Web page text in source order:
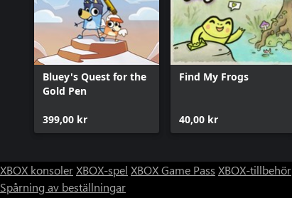
Bluey's Quest for the
Gold Pen
399,00 kr
Find My Frogs
40,00 kr
XBOX konsolerXBOX-spel XBOX Game Pass XBOX-tillbehör
Spårning av beställningar